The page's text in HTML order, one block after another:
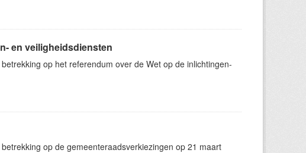
en veiligheidsdiensten
op het referendum over de Wet op de inlichtingen-
op de gemeenteraadsverkiezingen op 21 maart